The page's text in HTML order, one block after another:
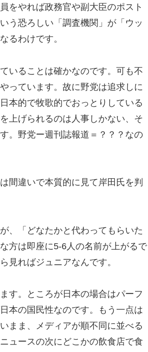
をやれば政務官や副大臣のポスト
う恐ろしい「調査機関」が「ウッ
るわけです。
いることは確かなのです。可も不
っています。故に野党は追求しに
本的で牧歌的でおっとりしている
上げられるのは人事しかない、そ
。野党ー週刊誌報道＝？？？なの
間違いで本質的に見て岸田氏を判
、「どなたかと代わってもらいた
方は即座に5-6人の名前が上がるで
見ればジュニアなんです。
す。ところが日本の場合はパーフ
本の国民性なのです。もう一点は
まま、メディアが順不同に並べる
ュースの次にどこかの飲食店で食